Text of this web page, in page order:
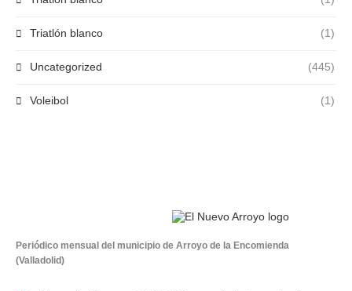
Triatlón blanco (1)
Uncategorized (445)
Voleibol (1)
Periódico mensual del municipio de Arroyo de la Encomienda
(Valladolid)